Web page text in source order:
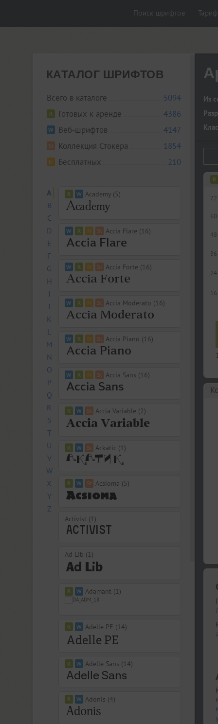
Поиск шрифтов
КАТАЛОГ ШРИФТОВ
Всего в каталоге
5094
Готовых к аренде
4386
Веб-шрифтов
4147
Коллекция Стокера
1854
Бесплатных
210
A
B
C
D
E
F
G
H
I
J
K
L
M
N
O
P
Q
R
S
T
U
V
W
X
Y
Z
Academy (5)
Accia Flare (16)
Accia Forte (16)
Accia Moderato (16)
Accia Piano (16)
Accia Sans (16)
Accia Variable (2)
Ackatic (1)
Acsioma (5)
Activist (1)
Ad Lib (1)
Adamant (1)
Adelle PE (14)
Adelle Sans (14)
Adonis (4)
Из